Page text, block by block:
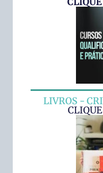
LIVROS -